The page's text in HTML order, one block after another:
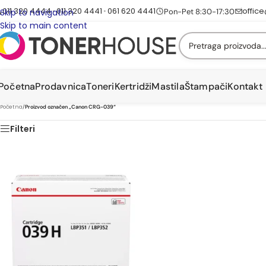
Skip to navigation
Skip to main content
011 320 4444•011 320 4441 •061 620 4441 Pon-Pet 8:30-17:30
ProdavnicaToneriKertridžiMastilaŠtampačiKontakt
Početna/Proizvod označen „Canon CRG-039“
Filteri